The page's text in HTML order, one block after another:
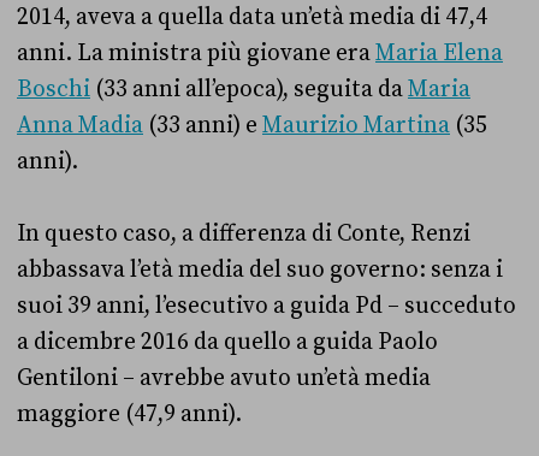
2014, aveva a quella data un’età media di 47,4
anni. La ministra più giovane eraMaria Elena
Boschi (33 anni all’epoca), seguita daMaria
Anna Madia (33 anni) e Maurizio Martina (35
anni).
In questo caso, a differenza di Conte, Renzi
abbassava l’età media del suo governo: senza i
suoi 39 anni, l’esecutivo a guida Pd – succeduto
a dicembre 2016 da quello a guida Paolo
Gentiloni – avrebbe avuto un’età media
maggiore (47,9 anni).